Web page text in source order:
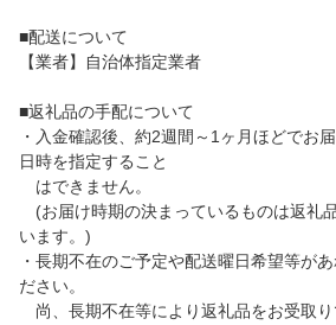
■配送について
【業者】自治体指定業者
■返礼品の手配について
・入金確認後、約2週間～1ヶ月ほどでお
日時を指定すること
はできません。
(お届け時期の決まっているものは返礼
います。)
・長期不在のご予定や配送曜日希望等が
ださい。
尚、長期不在等により返礼品をお受取